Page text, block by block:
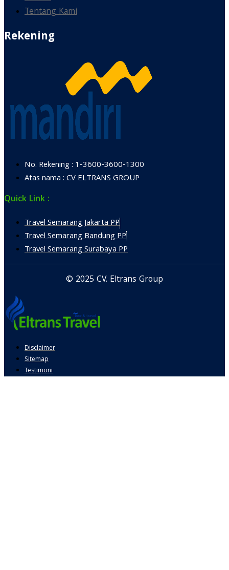
Tentang Kami
Rekening
No. Rekening : 1-3600-3600-1300
Atas nama : CV ELTRANS GROUP
Quick Link :
Travel Semarang Jakarta PP
Travel Semarang Bandung PP
Travel Semarang Surabaya PP
© 2025 CV. Eltrans Group
Disclaimer
Sitemap
Testimoni